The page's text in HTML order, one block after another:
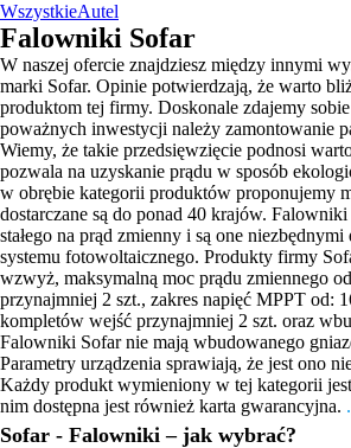
WszystkieAutel
Falowniki Sofar
W naszej ofercie znajdziesz między innymi
marki Sofar. Opinie potwierdzają, że warto
produktom tej firmy. Doskonale zdajemy
poważnych inwestycji należy zamontowanie
Wiemy, że takie przedsięwzięcie podnosi
pozwala na uzyskanie prądu w sposób
w obrębie kategorii produktów proponujemy
dostarczane są do ponad 40 krajów. Falowniki
stałego na prąd zmienny i są one
systemu fotowoltaicznego. Produkty firmy
wzwyż, maksymalną moc prądu zmiennego
przynajmniej 2 szt., zakres napięć MPPT od:
kompletów wejść przynajmniej 2 szt. oraz
Falowniki Sofar nie mają wbudowanego
Parametry urządzenia sprawiają, że jest ono
Każdy produkt wymieniony w tej kategorii
nim dostępna jest również karta gwarancyjna.
Sofar - Falowniki – jak wybrać?